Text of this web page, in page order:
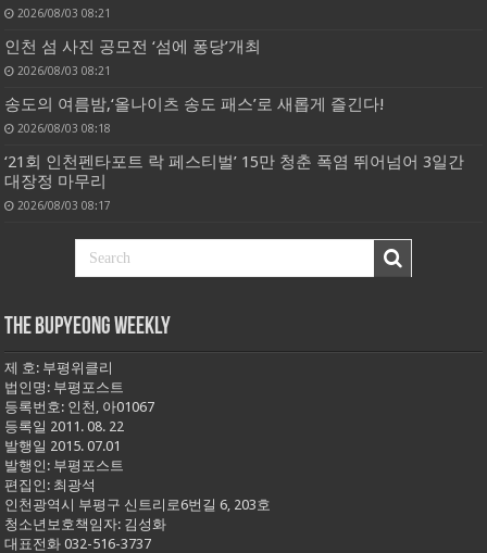
2026/08/03 08:21
인천 섬 사진 공모전 ‘섬에 퐁당’개최
2026/08/03 08:21
송도의 여름밤,‘올나이츠 송도 패스’로 새롭게 즐긴다!
2026/08/03 08:18
‘21회 인천펜타포트 락 페스티벌’ 15만 청춘 폭염 뛰어넘어 3일간
대장정 마무리
2026/08/03 08:17
THE BUPYEONG WEEKLY
제 호: 부평위클리
법인명: 부평포스트
등록번호: 인천, 아01067
등록일 2011. 08. 22
발행일 2015. 07.01
발행인: 부평포스트
편집인: 최광석
인천광역시 부평구 신트리로6번길 6, 203호
청소년보호책임자: 김성화
대표전화 032-516-3737